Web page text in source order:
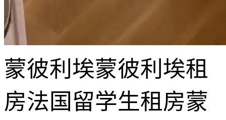
蒙彼利埃蒙彼利埃租
房法国留学生租房蒙